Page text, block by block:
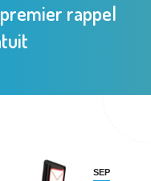
rappel
SEP